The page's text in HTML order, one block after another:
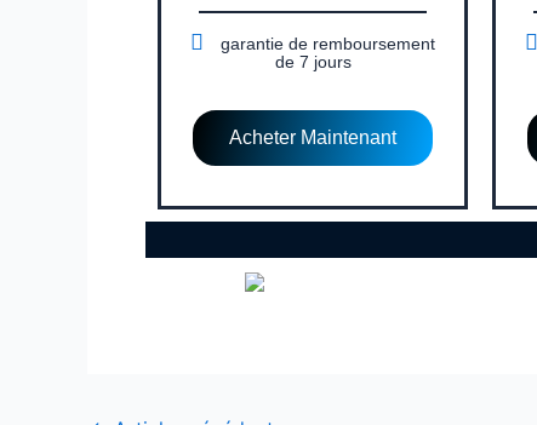
garantie de remboursement
de 7 jours
Acheter Maintenant